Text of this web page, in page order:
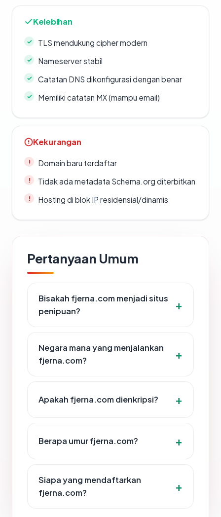
Kelebihan
TLS mendukung cipher modern
Nameserver stabil
Catatan DNS dikonfigurasi dengan benar
Memiliki catatan MX (mampu email)
Kekurangan
Domain baru terdaftar
Tidak ada metadata Schema.org diterbitkan
Hosting di blok IP residensial/dinamis
Pertanyaan Umum
Bisakah fjerna.com menjadi situs
penipuan?
Negara mana yang menjalankan
fjerna.com?
Apakah fjerna.com dienkripsi?
Berapa umur fjerna.com?
Siapa yang mendaftarkan
fjerna.com?